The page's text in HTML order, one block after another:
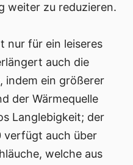
weiter zu reduzieren.
nur für ein leiseres
auch die
indem ein größerer
der Wärmequelle
Langlebigkeit; der
verfügt auch über
welche aus